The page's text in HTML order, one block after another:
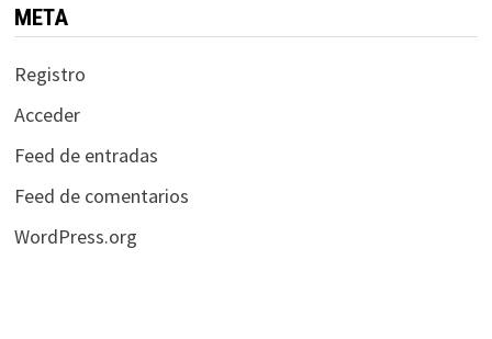
META
Registro
Acceder
Feed de entradas
Feed de comentarios
WordPress.org